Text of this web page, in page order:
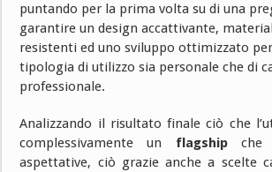
puntando per la prima volta su di una
garantire un design accattivante,
resistenti ed uno sviluppo ottimizzato
tipologia di utilizzo sia personale che di
professionale.
Analizzando il risultato finale ciò che
complessivamente un flagshipche
aspettative, ciò grazie anche a scelte